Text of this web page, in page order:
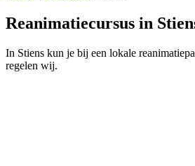
Reanimatiecursus in
In Stiens kun je bij een lokale
regelen wij.